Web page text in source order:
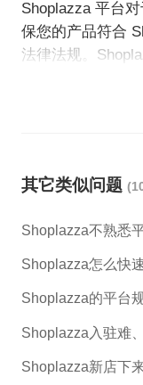
Shoplazza 平台
保您的产品符合
法律法规。
之内，审核通过
的产品违反了规
其它类似问题
Shoplazza不熟悉
Shoplazza怎么快
Shoplazza的平台
Shoplazza入驻难
Shoplazza新店下